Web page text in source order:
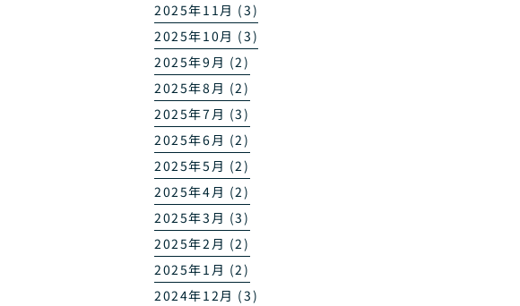
2025年11月 (3)
2025年10月 (3)
2025年9月 (2)
2025年8月 (2)
2025年7月 (3)
2025年6月 (2)
2025年5月 (2)
2025年4月 (2)
2025年3月 (3)
2025年2月 (2)
2025年1月 (2)
2024年12月 (3)